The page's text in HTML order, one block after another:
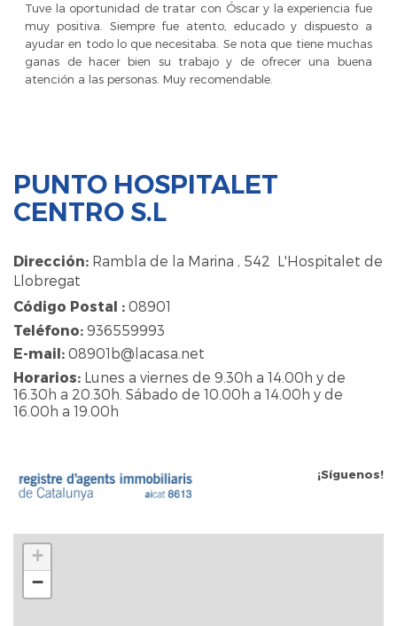
Tuve la oportunidad de tratar con Óscar y la experiencia fue
muy positiva. Siempre fue atento, educado y dispuesto a
ayudar en todo lo que necesitaba. Se nota que tiene muchas
ganas de hacer bien su trabajo y de ofrecer una buena
atención a las personas. Muy recomendable.
PUNTO HOSPITALET
CENTRO S.L
Dirección: Rambla de la Marina , 542 L'Hospitalet de
Llobregat
Código Postal : 08901
Teléfono: 936559993
E-mail: 08901b@lacasa.net
Horarios: Lunes a viernes de 9.30h a 14.00h y de
16.30h a 20.30h. Sábado de 10.00h a 14.00h y de
16.00h a 19.00h
¡Síguenos!
+
−